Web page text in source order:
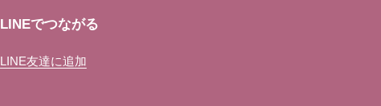
LINEでつながる
LINE友達に追加